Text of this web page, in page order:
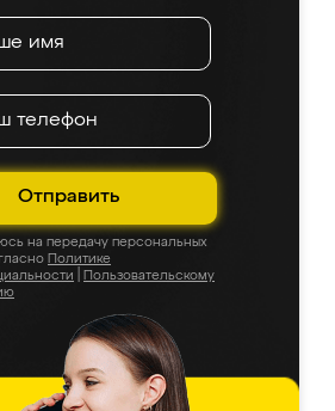
Отправить
на передачу персональных
Политике
Пользовательскому